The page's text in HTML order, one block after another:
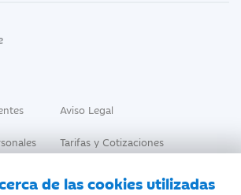
de las cookies utilizadas
Aviso Legal
Tarifas y Cotizaciones